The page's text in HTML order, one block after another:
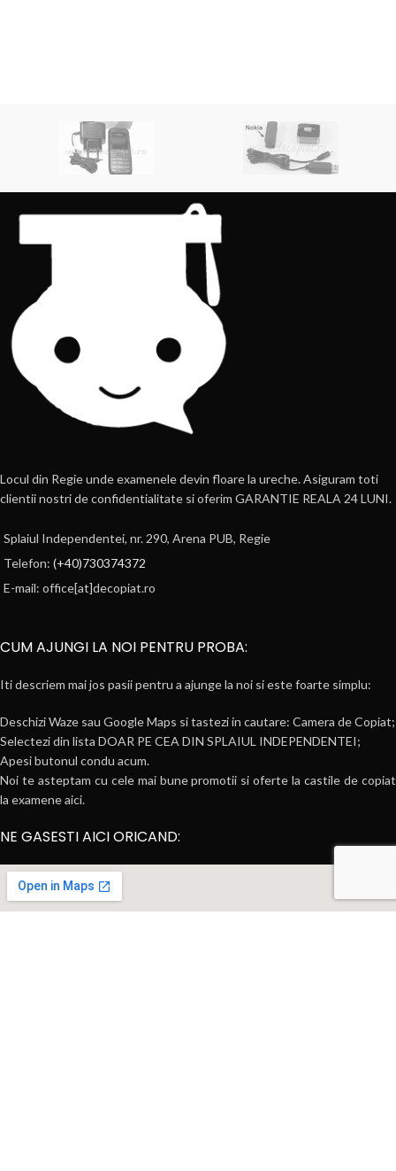
Locul din Regie unde examenele devin floare la ureche. Asiguram toti
clientii nostri de confidentialitate si oferim GARANTIE REALA 24 LUNI.
Splaiul Independentei, nr. 290, Arena PUB, Regie
Telefon: (+40)730374372
E-mail: office[at]decopiat.ro
CUM AJUNGI LA NOI PENTRU PROBA:
Iti descriem mai jos pasii pentru a ajunge la noi si este foarte simplu:
Deschizi Waze sau Google Maps si tastezi in cautare: Camera de Copiat;
Selectezi din lista DOAR PE CEA DIN SPLAIUL INDEPENDENTEI;
Apesi butonul condu acum.
Noi te asteptam cu cele mai bune promotii si oferte la castile de copiat
la examene aici.
NE GASESTI AICI ORICAND: